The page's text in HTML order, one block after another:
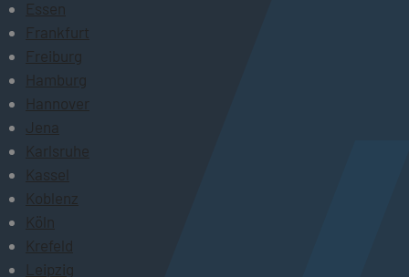
Essen
Frankfurt
Freiburg
Hamburg
Hannover
Jena
Karlsruhe
Kassel
Koblenz
Köln
Krefeld
Leipzig